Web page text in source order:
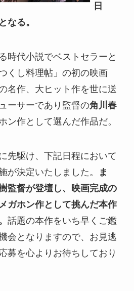
日
なる。
時代小説でベストセラーと
くし料理帖」の初の映画
名作、大ヒット作を世に送
ーサーであり監督の角川春
ン作として選んだ作品だ。
先駆け、下記日程において
が決定いたしました。
ま
監督が登壇し、映画完成の
ガホン作として挑んだ本作
話題の本作をいち早くご鑑
会となりますので、お見逃
募を心よりお待ちしており